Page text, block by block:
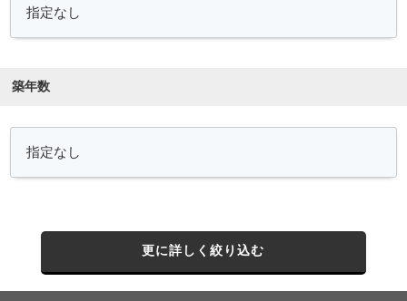
築年数
更に詳しく絞り込む